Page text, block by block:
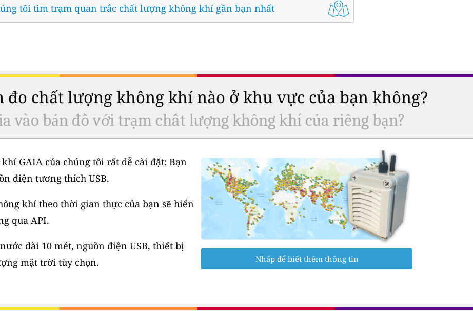
tôi tìm trạm quan trắc chất lượng không khí gần bạn nhất
đo chất lượng không khí nào ở khu vực của bạn không?
vào bản đồ với trạm chất lượng không khí của riêng bạn?
GAIA của chúng tôi rất dễ cài đặt: Bạn
điện tương thích USB.
khí theo thời gian thực của bạn sẽ hiển
qua API.
dài 10 mét, nguồn điện USB, thiết bị
mặt trời tùy chọn.
Nhấp để biết thêm thông tin